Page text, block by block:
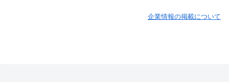
企業情報の掲載について